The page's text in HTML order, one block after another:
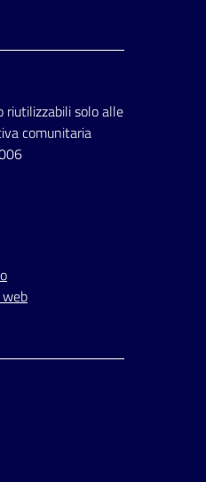
riutilizzabili solo alle
comunitaria